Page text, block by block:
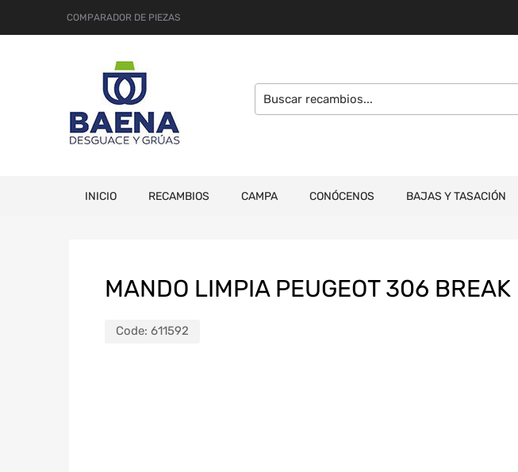
COMPARADOR DE PIEZAS
INICIO RECAMBIOS CAMPA CONÓCENOS BAJAS Y TASACIÓN
MANDO LIMPIA PEUGEOT 306 BREAK
Code: 611592